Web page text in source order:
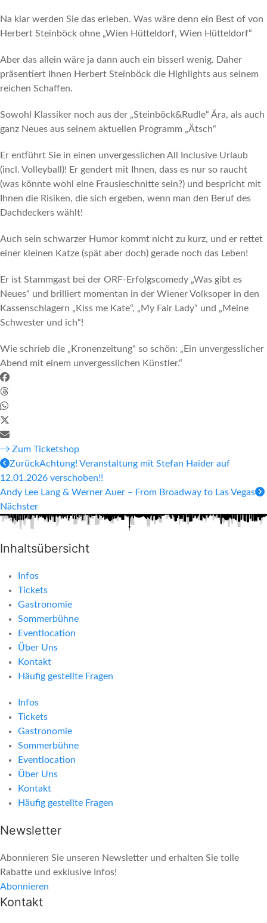
Na klar werden Sie das erleben. Was wäre denn ein Best of von
Herbert Steinböck ohne „Wien Hütteldorf, Wien Hütteldorf“
Aber das allein wäre ja dann auch ein bisserl wenig. Daher
präsentiert Ihnen Herbert Steinböck die Highlights aus seinem
reichen Schaffen.
Sowohl Klassiker noch aus der „Steinböck&Rudle“ Ära, als auch
ganz Neues aus seinem aktuellen Programm „Ätsch“
Er entführt Sie in einen unvergesslichen All Inclusive Urlaub
(incl. Volleyball)! Er gendert mit Ihnen, dass es nur so raucht
(was könnte wohl eine Frausieschnitte sein?) und bespricht mit
Ihnen die Risiken, die sich ergeben, wenn man den Beruf des
Dachdeckers wählt!
Auch sein schwarzer Humor kommt nicht zu kurz, und er rettet
einer kleinen Katze (spät aber doch) gerade noch das Leben!
Er ist Stammgast bei der ORF-Erfolgscomedy „Was gibt es
Neues“ und brilliert momentan in der Wiener Volksoper in den
Kassenschlagern „Kiss me Kate“, „My Fair Lady“ und „Meine
Schwester und ich“!
Wie schrieb die „Kronenzeitung“ so schön: „Ein unvergesslicher
Abend mit einem unvergesslichen Künstler.“
Zum Ticketshop
ZurückAchtung! Veranstaltung mit Stefan Haider auf
12.01.2026 verschoben!!
Andy Lee Lang & Werner Auer – From Broadway to Las Vegas
Nächster
Inhaltsübersicht
Infos
Tickets
Gastronomie
Sommerbühne
Eventlocation
Über Uns
Kontakt
Häufig gestellte Fragen
Infos
Tickets
Gastronomie
Sommerbühne
Eventlocation
Über Uns
Kontakt
Häufig gestellte Fragen
Newsletter
Abonnieren Sie unseren Newsletter und erhalten Sie tolle
Rabatte und exklusive Infos!
Abonnieren
Kontakt